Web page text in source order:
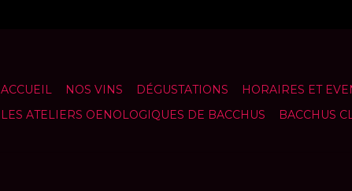
ACCUEIL NOS VINS DÉGUSTATIONS HORAIRES ET
LES ATELIERS OENOLOGIQUES DE BACCHUS
BACCHUS